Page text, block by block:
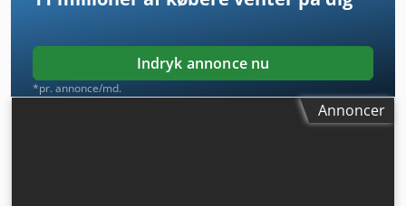
Indryk annonce nu
*pr. annonce/md.
Annoncer